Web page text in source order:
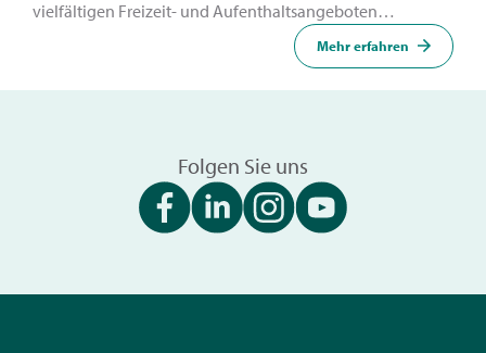
vielfältigen Freizeit- und Aufenthaltsangeboten
umgesetzt – ein zentraler Bestandteil ist der Greenline
Mehr erfahren
Folgen Sie uns